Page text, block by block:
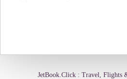
JetBook.Click : Travel, Flights